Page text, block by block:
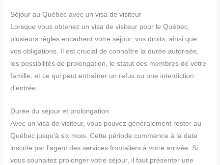
Séjour au Québec avec un visa de visiteur
Lorsque vous obtenez un visa de visiteur pour le Québec,
plusieurs règles encadrent votre séjour, vos droits, ainsi que
vos obligations. Il est crucial de connaître la durée autorisée,
les possibilités de prolongation, le statut des membres de votre
famille, et ce qui peut entraîner un refus ou une interdiction
d’entrée.
Durée du séjour et prolongation
Avec un visa de visiteur, vous pouvez généralement rester au
Québec jusqu’à six mois. Cette période commence à la date
inscrite par l’agent des services frontaliers à votre arrivée. Si
vous souhaitez prolonger votre séjour, il faut présenter une